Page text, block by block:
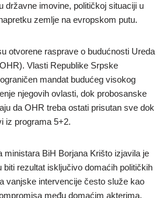
državne imovine, političkoj situaciji u
zemlje na evropskom putu.
otvorene rasprave o budućnosti Ureda
Vlasti Republike Srpske
mandat budućeg visokog
njegovih ovlasti, dok probosanske
da OHR treba ostati prisutan sve dok
iz programa 5+2.
ministara BiH Borjana Krišto izjavila je
biti rezultat isključivo domaćih političkih
vanjske intervencije često služe kao
među domaćim akterima.